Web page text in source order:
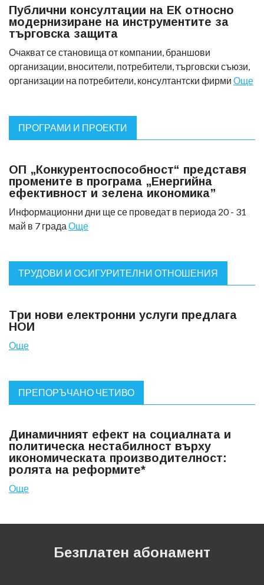
Публични консултации на ЕК относно
модернизиране на инструментите за
търговска защита
Очакват се становища от компании, браншови
организации, вносители, потребители, търговски съюзи,
организации на потребители, консултантски фирми Още
ПРОГРАМИ И ПРОЕКТИ
ОП „Конкурентоспособност“ представя
промените в програма „Енергийна
ефективност и зелена икономика”
Информационни дни ще се проведат в периода 20 - 31
май в 7 града Още
ТРУДОВИ И ОСИГУРИТЕЛНИ ОТНОШЕНИЯ
Tри нови електронни услуги предлага
НОИ
Още
ПРЕПОРЪЧАНО ЧЕТИВО
Динамичният ефект на социалната и
политическа нестабилност върху
икономическата производителност:
ролята на реформите*
Още
Безплатен абонамент